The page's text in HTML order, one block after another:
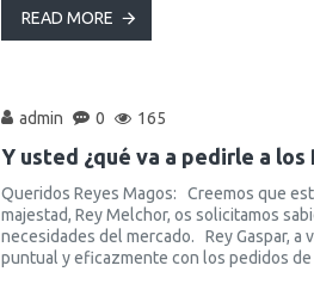
READ MORE
admin 0 165
Y usted ¿qué va a pedirle a los
Queridos Reyes Magos: Creemos que
majestad, Rey Melchor, os solicitamos
necesidades del mercado. Rey Gaspar,
puntual y eficazmente con los pedidos